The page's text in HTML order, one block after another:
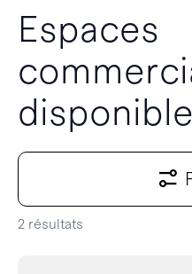
Espaces
2 résultats